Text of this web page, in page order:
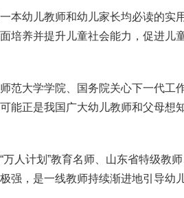
本幼儿教师和幼儿家长均必读的实
培养并提升儿童社会能力，促进儿
范大学学院、国务院关心下一代
能正是我国广大幼儿教师和父母想
万人计划”教育名师、山东省特级
强，是一线教师持续渐进地引导幼